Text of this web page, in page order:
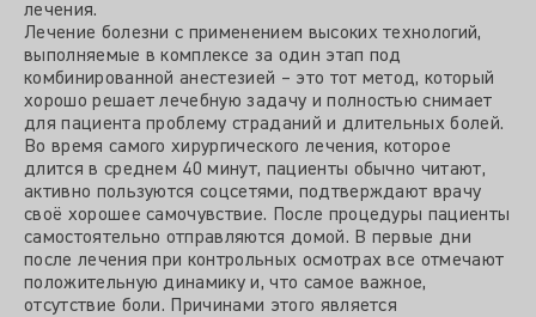
лечения.
Лечение болезни с применением высоких технологий,
выполняемые в комплексе за один этап под
комбинированной анестезией – это тот метод, который
хорошо решает лечебную задачу и полностью снимает
для пациента проблему страданий и длительных болей.
Во время самого хирургического лечения, которое
длится в среднем 40 минут, пациенты обычно читают,
активно пользуются соцсетями, подтверждают врачу
своё хорошее самочувствие. После процедуры пациенты
самостоятельно отправляются домой. В первые дни
после лечения при контрольных осмотрах все отмечают
положительную динамику и, что самое важное,
отсутствие боли. Причинами этого является